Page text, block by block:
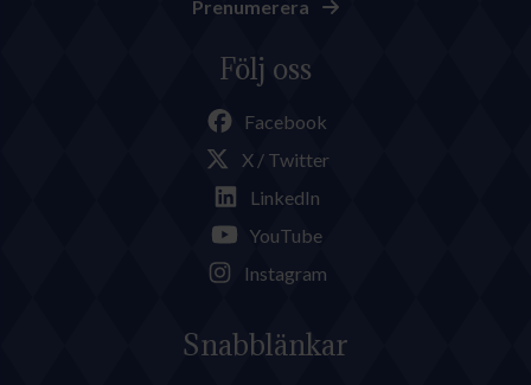
Prenumerera
Följ oss
Facebook
X / Twitter
LinkedIn
YouTube
Instagram
Snabblänkar